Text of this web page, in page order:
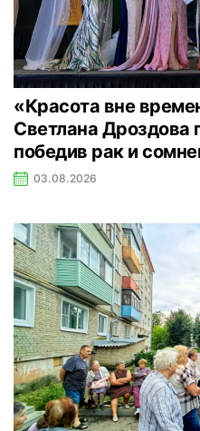
«Красота вне
Светлана Дроздова
победив рак и
03.08.2026